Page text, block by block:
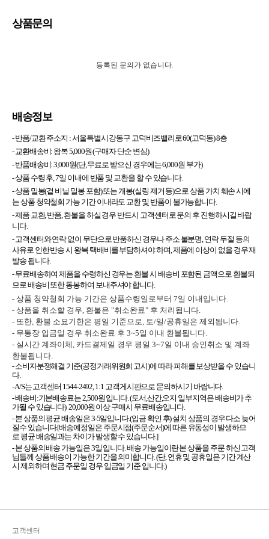
상품문의
등록된 문의가 없습니다.
배송정보
- 반품/교환 주소지 :서울특별시 강동구 고덕비즈밸리로 60(고덕동) 8층
- 교환배송비: 왕복 5,000원 (구매자 단순 변심)
- 반품배송비: 3,000원(단, 무료로 받으신 경우에는 6,000원 부가)
- 상품 수령 후, 7일 이내에 반품 및 교환을 할 수 있습니다.
- 상품 밀봉(겉 비닐 밀봉 포함) 또는 개봉(실링 제거 등)으로 상품 가치 훼손 시에
는 상품 청약철회 가능 기간 이내라도 교환 및 반품이 불가능합니다.
- 제품 교환, 반품, 환불을 하실 경우 반드시 고객센터로 문의 후 진행하시길 바랍
니다.
- 고객센터와 연락 없이 무단으로 반품하신 경우나 주소 불분명, 연락 두절 등의
사유로 인한 반송 시 왕복 택배비를 부담하셔야 하며, 제품에 이상이 없을 경우 재
발송 됩니다.
- 무료배송하여 제품을 수령하신 경우는 환불 시 배송비 포함된 금액으로 환불되
므로 배송비 또한 동봉하여 보내주셔야 합니다.
- 상품 청약철회 가능 기간은 상품수령일로부터 7일 이내입니다.
- 상품을 취소할 경우, 환불은 "취소완료" 후 처리됩니다.
- 또한, 환불 소요기한은 평일 기준으로, 토/일/공휴일은 제외됩니다.
- 무통장 입금일 경우 취소완료 후 3~5일 이내 환불됩니다.
- 실시간 계좌이체, 카드결제일 경우 평일 3~7일 이내 승인취소 및 계좌
환불됩니다.
- 소비자분쟁해결 기준(공정거래위원회 고시)에 따라 피해를 보상받을 수 있습니
다.
- A/S는 고객센터 1544-2492, 1:1 고객게시판으로 문의하시기 바랍니다.
- 배송비:기본배송료는 2,500원 입니다. (도서,산간,오지 일부지역은 배송비가 추
가될 수 있습니다) 20,000원 이상 구매시 무료배송입니다.
- 본 상품의 평균 배송일은 3-5일입니다.(입금 확인 후) 설치 상품의 경우 다소 늦어
질수 있습니다.[배송예정일은 주문시점(주문순서)에 따른 유동성이 발생하므
로 평균 배송일과는 차이가 발생할 수 있습니다.]
- 본 상품의 배송 가능일은 3일 입니다. 배송 가능일이란 본 상품을 주문 하신 고객
님들께 상품 배송이 가능한 기간을 의미합니다. (단, 연휴 및 공휴일은 기간 계산
시 제외하며 현금 주문일 경우 입금일 기준 입니다.)
고객센터